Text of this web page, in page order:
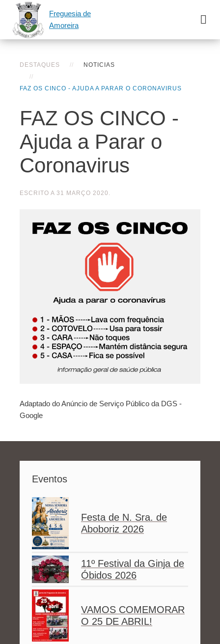
Freguesia de
Amoreira
DESTAQUES NOTICIAS
FAZ OS CINCO - AJUDA A PARAR O CORONAVIRUS
FAZ OS CINCO -
Ajuda a Parar o
Coronavirus
ESCRITO A 31 MARÇO 2020 .
Adaptado do Anúncio de Serviço Público da DGS -
Google
Eventos
Festa de N. Sra. de
Aboboriz 2026
11º Festival da Ginja de
Óbidos 2026
VAMOS COMEMORAR
O 25 DE ABRIL!